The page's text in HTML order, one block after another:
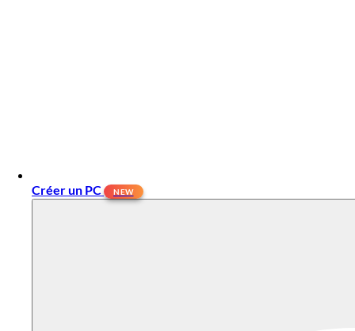
Créer un PC NEW